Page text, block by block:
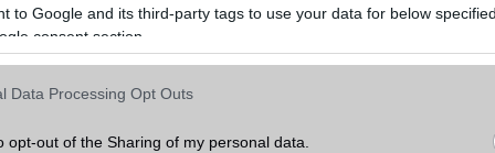
to Google and its third-party tags to use your data for below
consent section.
Data Processing Opt Outs
opt-out of the Sharing of my personal data.